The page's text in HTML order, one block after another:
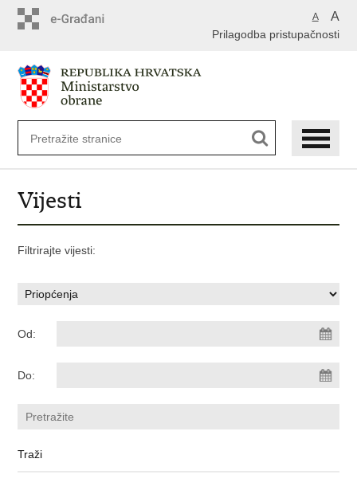
A A
Prilagodba pristupačnosti
Vijesti
Filtrirajte vijesti:
Od:
Do: